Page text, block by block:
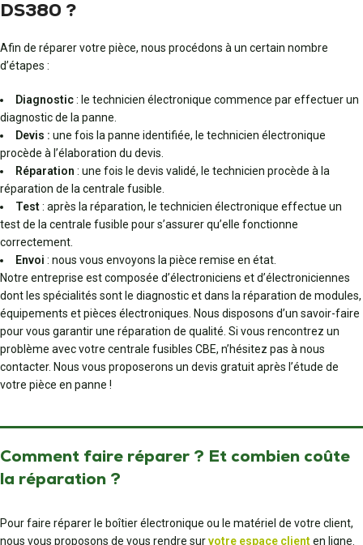
DS380 ?
Afin de réparer votre pièce, nous procédons à un certain nombre
d’étapes :
Diagnostic: le technicien électronique commence par effectuer un
diagnostic de la panne.
Devis : une fois la panne identifiée, le technicien électronique
procède à l’élaboration du devis.
Réparation : une fois le devis validé, le technicien procède à la
réparation de la centrale fusible.
Test: après la réparation, le technicien électronique effectue un
test de la centrale fusible pour s’assurer qu’elle fonctionne
correctement.
Envoi : nous vous envoyons la pièce remise en état.
Notre entreprise est composée d’électroniciens et d’électroniciennes
dont les spécialités sont le diagnostic et dans la réparation de modules,
équipements et pièces électroniques. Nous disposons d’un savoir-faire
pour vous garantir une réparation de qualité. Si vous rencontrez un
problème avec votre centrale fusibles CBE, n’hésitez pas à nous
contacter. Nous vous proposerons un devis gratuit après l’étude de
votre pièce en panne !
Comment faire réparer ? Et combien coûte
la réparation ?
Pour faire réparer le boîtier électronique ou le matériel de votre client,
nous vous proposons de vous rendre survotre espace clienten ligne.